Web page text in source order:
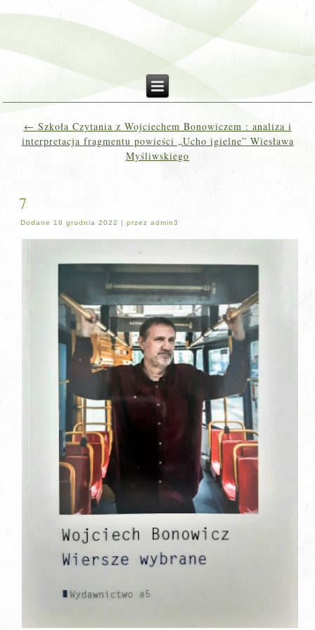
← Szkoła Czytania z Wojciechem Bonowiczem : analiza i
interpretacja fragmentu powieści „Ucho igielne” Wiesława
Myśliwskiego
7
Dodane 18 grudnia 2022 |przez admin3